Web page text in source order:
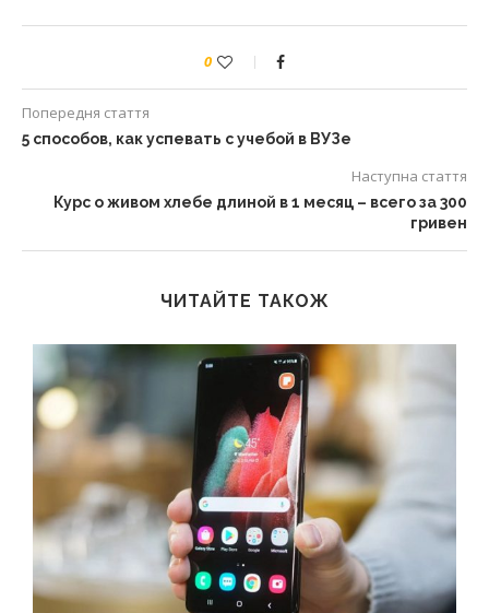
0
Попередня стаття
5 способов, как успевать с учебой в ВУЗе
Наступна стаття
Курс о живом хлебе длиной в 1 месяц – всего за 300
гривен
ЧИТАЙТЕ ТАКОЖ